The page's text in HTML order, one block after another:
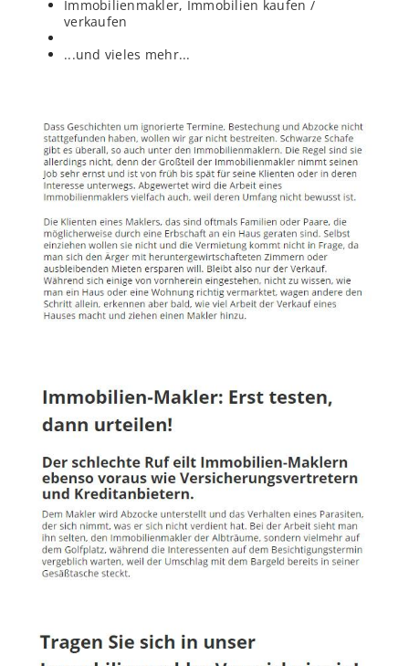
Immobilienmakler, Immobilien kaufen /
verkaufen
...und vieles mehr...